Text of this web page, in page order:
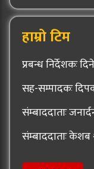
हाम्रो टिम
प्रबन्ध निर्देशकः
सह-सम्पादकः
संम्बाददाताः
संम्बाददाताः केशब